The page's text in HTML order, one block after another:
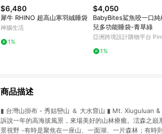
$6,480
犀牛 RHINO 超高山寒羽絨睡袋
神腦生活
1%
$4,050
BabyBites鯊魚咬一口純
兒多功能睡袋-青草綠
亞洲跨境設計購物平台
1%
商品描述
▮ 台灣山掛布 - 秀姑巒山 ＆ 大水窟山 ▮ Mt. Xiuguluan
訴說一年的高海拔風景，來場美好的山林療癒。澐森之
景視野 -有時是聚焦在一座山、一面湖、一片森林；有時